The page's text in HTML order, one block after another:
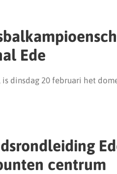
Ede
is dinsdag 20 februari het
centrum